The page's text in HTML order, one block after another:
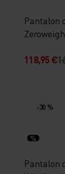
Pantalon
118,95 €
-30 %
%
Pantalon